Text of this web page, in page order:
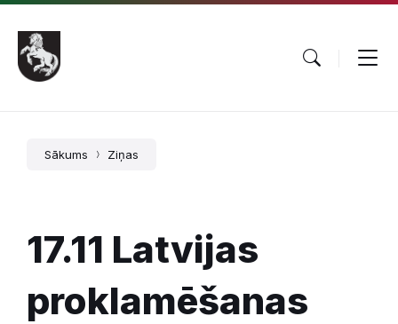
Pāriet
saturu
Skip
main
navigation
Skip
footer
Sākums Ziņas
17.11 Latvijas
proklamēšanas